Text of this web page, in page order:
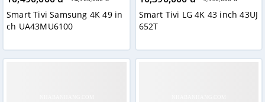
Smart Tivi Samsung 4K 49 in
ch UA43MU6100
Smart Tivi LG 4K 43 inch 43UJ
652T